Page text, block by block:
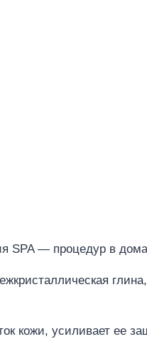
SPA — процедур в
кожи, усиливает ее